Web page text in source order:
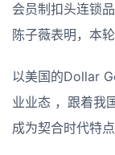
会员制扣头连锁
陈子薇表明，本
以美国的Dollar
业业态 ，跟着我
成为契合时代特